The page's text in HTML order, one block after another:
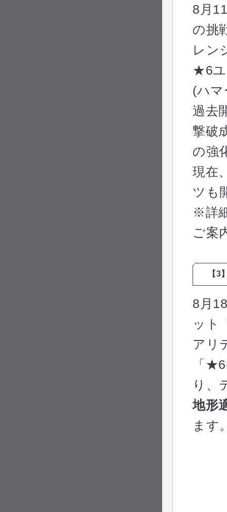
8月
の挑
レン
★6ユ
(ハマ
過去
撃破
の強
現在
ツも
※詳
ご案
【3
8月
ット
アリ
「
り、
地形
ます